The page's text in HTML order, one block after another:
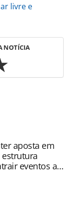
livre e
NOTÍCIA
anunciam-
ou as
o conteúdo
pela
Não reproduza o
aposta em
eventos a